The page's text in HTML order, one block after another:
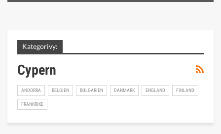
Kategorivy:
Cypern
ANDORRA BELGIEN BULGARIEN DANMARK ENGLAND FINLAND
FRANKRIKE